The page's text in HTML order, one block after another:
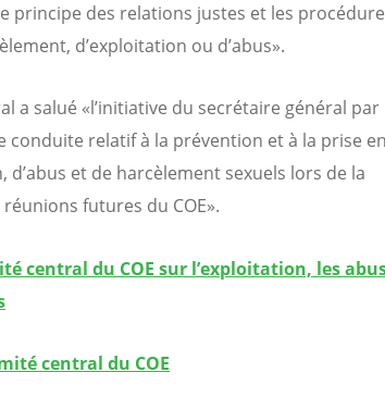
principe des relations justes et les
d’exploitation ou d’abus».
a salué «l’initiative du secrétaire général
conduite relatif à la prévention et à la prise
d’abus et de harcèlement sexuels lors de la
futures du COE».
central du COE sur l’exploitation, les
central du COE